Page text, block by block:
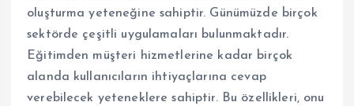
oluşturma yeteneğine sahiptir. Günümüzde birçok
sektörde çeşitli uygulamaları bulunmaktadır.
Eğitimden müşteri hizmetlerine kadar birçok
alanda kullanıcıların ihtiyaçlarına cevap
verebilecek yeteneklere sahiptir. Bu özellikleri, onu